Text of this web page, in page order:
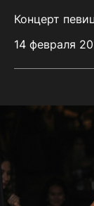
Концерт
14 февраля